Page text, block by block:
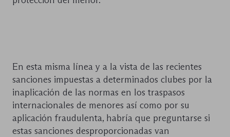
En esta misma línea y a la vista de las recientes
sanciones impuestas a determinados clubes por la
inaplicación de las normas en los traspasos
internacionales de menores así como por su
aplicación fraudulenta, habría que preguntarse si
estas sanciones desproporcionadas van